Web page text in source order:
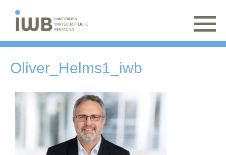
Oliver_Helms1_iwb